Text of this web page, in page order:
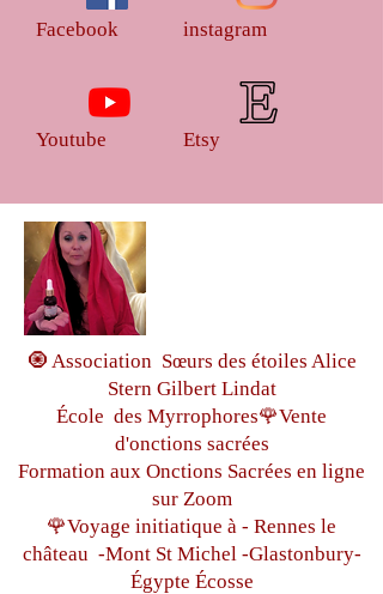
huiles d'Onctions Sacrées Myrrophores et
Facebook
Youtube
instagram
Etsy
🧿 Association Sœurs des étoiles Alice
Stern Gilbert Lindat
École des Myrrophores🌹Vente
d'onctions sacrées
Formation aux Onctions Sacrées en ligne
sur Zoom
🌹Voyage initiatique à - Rennes le
château -Mont St Michel -Glastonbury-
Égypte Écosse